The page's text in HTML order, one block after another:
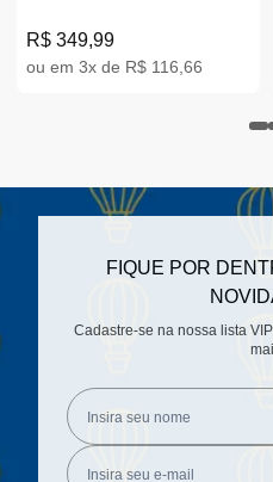
R$ 349,99
ou em 3x de R$ 116,66
FIQUE POR
Cadastre-se na nossa lista